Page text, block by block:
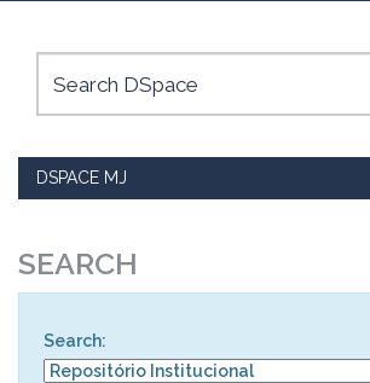
DSPACE MJ
SEARCH
Search: